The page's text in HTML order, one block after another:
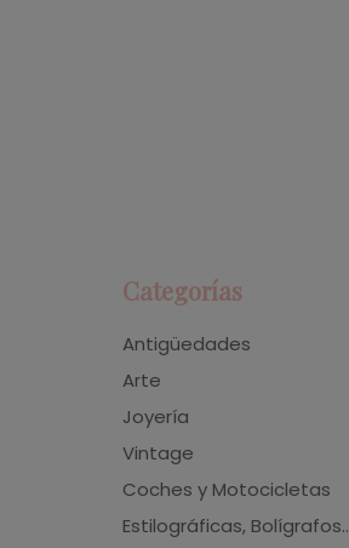
Categorías
Antigüedades
Arte
Joyería
Vintage
Coches y Motocicletas
Estilográficas, Bolígrafos..